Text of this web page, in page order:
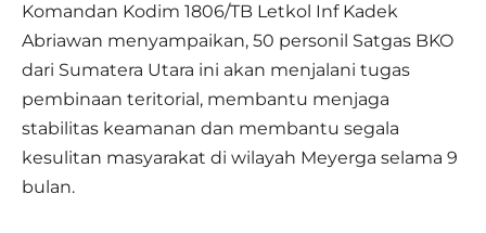
Komandan Kodim 1806/TB Letkol Inf Kadek
Abriawan menyampaikan, 50 personil Satgas BKO
dari Sumatera Utara ini akan menjalani tugas
pembinaan teritorial, membantu menjaga
stabilitas keamanan dan membantu segala
kesulitan masyarakat di wilayah Meyerga selama 9
bulan.